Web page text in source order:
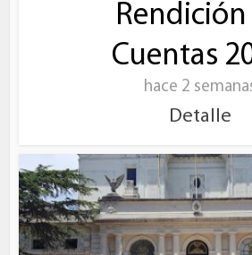
Rendición
Cuentas
hace 2
Detalle